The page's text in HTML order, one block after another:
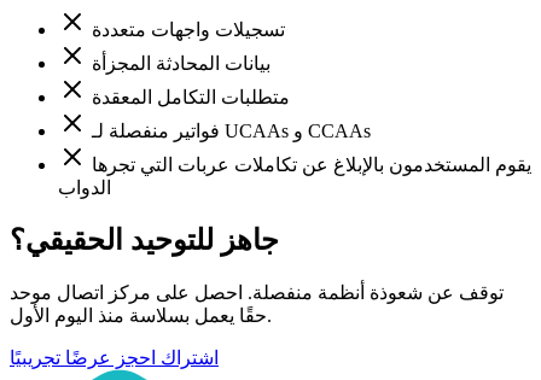
تسجيلات واجهات متعددة
بيانات المحادثة المجزأة
متطلبات التكامل المعقدة
فواتير منفصلة لـ UCAAs و CCAAs
يقوم المستخدمون بالإبلاغ عن تكاملات عربات التي تجرها
الدواب
جاهز للتوحيد الحقيقي؟
توقف عن شعوذة أنظمة منفصلة. احصل على مركز اتصال موحد
حقًا يعمل بسلاسة منذ اليوم الأول.
اشتراك احجز عرضًا تجريبيًا